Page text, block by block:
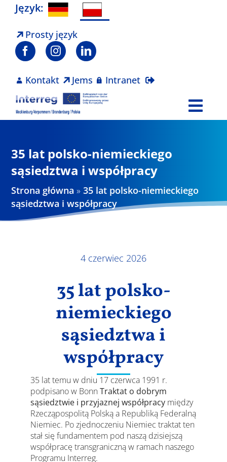
Skip
content
Język:
Prosty język
Kontakt Jems Intranet
Projekty
Aktualności
35 lat polsko-niemieckiego
sąsiedztwa i współpracy
Strona główna »35 lat polsko-niemieckiego
sąsiedztwa i współpracy
4 czerwiec 2026
35 lat polsko-
niemieckiego
sąsiedztwa i
współpracy
35 lat temu w dniu 17 czerwca 1991 r.
podpisano w BonnTraktat o dobrym
sąsiedztwie i przyjaznej współpracymiędzy
Rzecząpospolitą Polską a Republiką Federalną
Niemiec. Po zjednoczeniu Niemiec traktat ten
stał się fundamentem pod naszą dzisiejszą
współpracę transgraniczną w ramach naszego
Programu Interreg.